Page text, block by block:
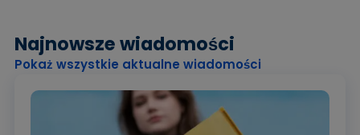
Najnowsze wiadomości
Pokaż wszystkie aktualne wiadomości